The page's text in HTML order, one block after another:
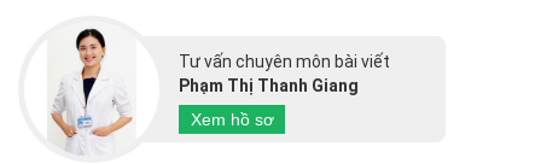
Tư vấn chuyên môn bài viết
Phạm Thị Thanh Giang
Xem hồ sơ